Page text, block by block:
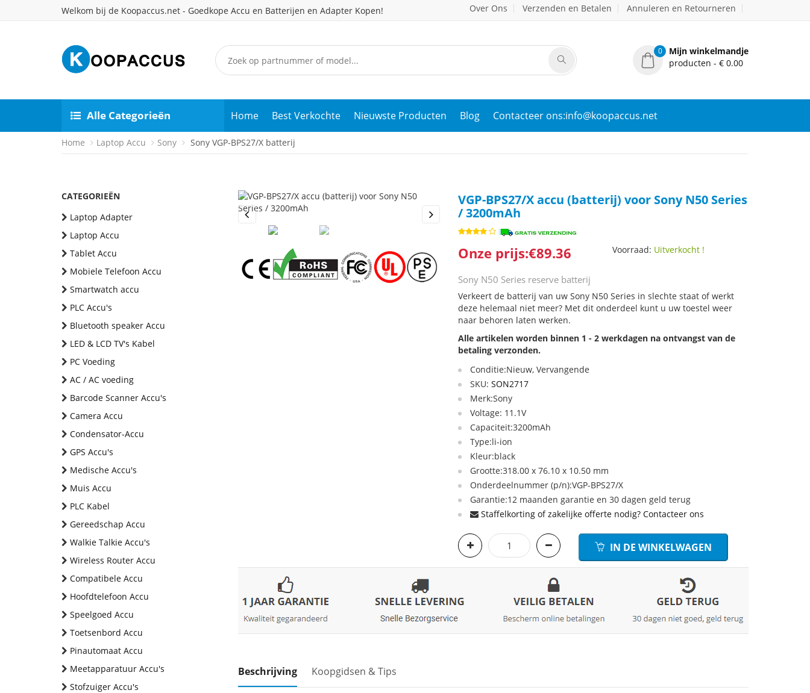
Welkom bij de Koopaccus.net - Goedkope Accu en Batterijen en Adapter Kopen! Over Ons Verzenden en Betalen Annuleren en Retourneren
0
Mijn winkelmandje
producten - € 0.00
Alle Categorieën Home Best Verkochte Nieuwste Producten Blog Contacteer ons:info@koopaccus.net
Home Laptop Accu Sony Sony VGP-BPS27/X batterij
CATEGORIEËN
Laptop Adapter
Laptop Accu
Tablet Accu
Mobiele Telefoon Accu
Smartwatch accu
PLC Accu's
Bluetooth speaker Accu
LED & LCD TV's Kabel
PC Voeding
AC / AC voeding
Barcode Scanner Accu's
Camera Accu
Condensator-Accu
GPS Accu's
Medische Accu's
Muis Accu
PLC Kabel
Gereedschap Accu
Walkie Talkie Accu's
Wireless Router Accu
Compatibele Accu
Hoofdtelefoon Accu
Speelgoed Accu
Toetsenbord Accu
Pinautomaat Accu
Meetapparatuur Accu's
Stofzuiger Accu's
Previous
VGP-BPS27/X accu (batterij) voor Sony N50 Series
/ 3200mAh
Onze prijs:€89.36 Voorraad: Uitverkocht !
Sony N50 Series reserve batterij
Verkeert de batterij van uw Sony N50 Series in slechte staat of werkt
deze helemaal niet meer? Met dit onderdeel kunt u uw toestel weer
naar behoren laten werken.
Alle artikelen worden binnen 1 - 2 werkdagen na ontvangst van de
betaling verzonden.
Conditie:Nieuw, Vervangende
SKU:SON2717
Merk:Sony
Voltage: 11.1V
Capaciteit:3200mAh
Type:li-ion
Kleur:black
Grootte:318.00 x 76.10 x 10.50 mm
Onderdeelnummer (p/n):VGP-BPS27/X
Garantie:12 maanden garantie en 30 dagen geld terug
Staffelkorting of zakelijke offerte nodig? Contacteer ons
IN DE WINKELWAGEN
Beschrijving Koopgidsen & Tips